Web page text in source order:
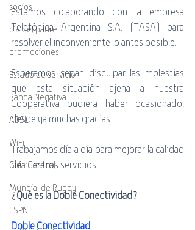
socios
día del padre
promociones
Estado de servicio
Banda Negativa
ADSL
WiFi
Guía Cotecal
Mundial de Rugby
ESPN
Estamos colaborando con la empresa
Telefónica Argentina S.A. (TASA) para
resolver el inconveniente lo antes posible.
Esperamos sepan disculpar las molestias
que esta situación ajena a nuestra
Cooperativa pudiera haber ocasionado,
desde ya muchas gracias.
Trabajamos día a día para mejorar la calidad
de nuestros servicios.
¿Qué es la Doble Conectividad?
Doble Conectividad